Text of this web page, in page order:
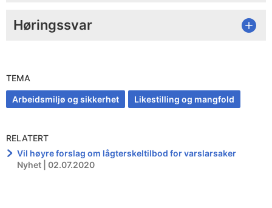
Høringssvar
TEMA
Arbeidsmiljø og sikkerhet Likestilling og mangfold
RELATERT
Vil høyre forslag om lågterskeltilbod for varslarsaker
Nyhet | 02.07.2020